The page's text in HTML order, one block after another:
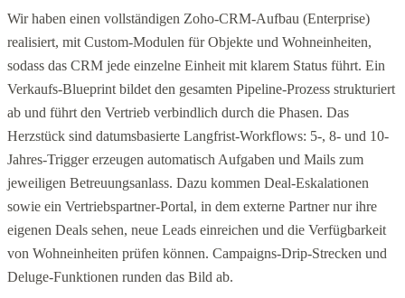
Wir haben einen vollständigen Zoho-CRM-Aufbau (Enterprise)
realisiert, mit Custom-Modulen für Objekte und Wohneinheiten,
sodass das CRM jede einzelne Einheit mit klarem Status führt. Ein
Verkaufs-Blueprint bildet den gesamten Pipeline-Prozess strukturiert
ab und führt den Vertrieb verbindlich durch die Phasen. Das
Herzstück sind datumsbasierte Langfrist-Workflows: 5-, 8- und 10-
Jahres-Trigger erzeugen automatisch Aufgaben und Mails zum
jeweiligen Betreuungsanlass. Dazu kommen Deal-Eskalationen
sowie ein Vertriebspartner-Portal, in dem externe Partner nur ihre
eigenen Deals sehen, neue Leads einreichen und die Verfügbarkeit
von Wohneinheiten prüfen können. Campaigns-Drip-Strecken und
Deluge-Funktionen runden das Bild ab.